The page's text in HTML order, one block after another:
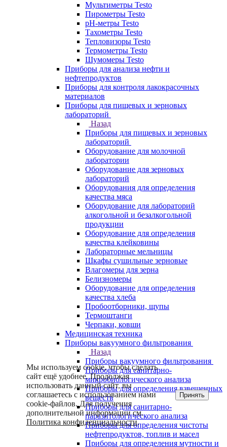
Мультиметры Testo
Пирометры Testo
pH-метры Testo
Тахометры Testo
Тепловизоры Testo
Термометры Testo
Шумомеры Testo
Приборы для анализа нефти и
нефтепродуктов
Приборы для контроля лакокрасочных
материалов
Приборы для пищевых и зерновых
лабораторий
Назад
Приборы для пищевых и зерновых
лабораторий
Оборудование для молочной
лаборатории
Оборудование для зерновых
лабораторий
Оборудования для определения
качества мяса
Оборудование для лабораторий
алкогольной и безалкогольной
продукции
Оборудование для определения
качества клейковины
Лабораторные мельницы
Шкафы сушильные зерновые
Влагомеры для зерна
Белизномеры
Оборудование для определения
качества хлеба
Пробоотборники, щупы
Термоштанги
Черпаки, ковши
Медицинская техника
Приборы вакуумного фильтрования
Назад
Приборы вакуумного фильтрования
Приборы для санитарно-
микробиологического анализа
Приборы для определения взвешенных
веществ
Приборы для санитарно-
паразитологического анализа
Приборы для определения чистоты
нефтепродуктов, топлив и масел
Приборы для определения мутности и
Мы используем cookie, чтобы сделать
сайт ещё удобнее. Продолжая
использовать данный сайт, вы
соглашаетесь с использованием нами
cookie-файлов. Для получения
дополнительной информации см.
Политика конфиденциальности.
Принять